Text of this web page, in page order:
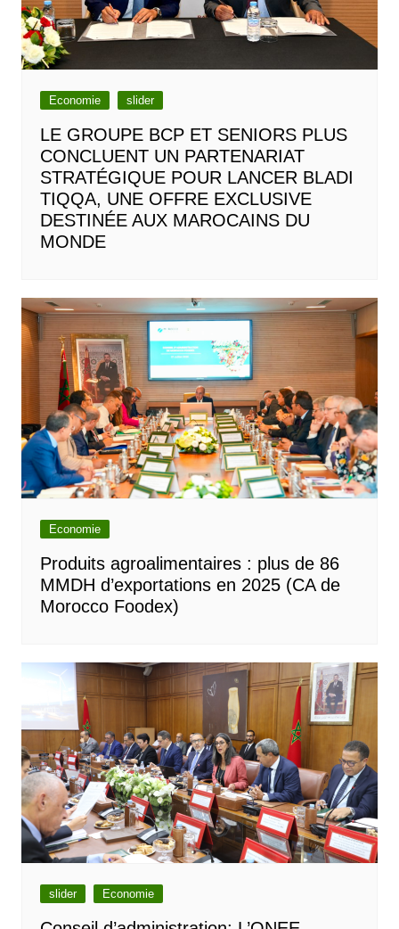
Economie slider
LE GROUPE BCP ET SENIORS PLUS
CONCLUENT UN PARTENARIAT
STRATÉGIQUE POUR LANCER BLADI
TIQQA, UNE OFFRE EXCLUSIVE
DESTINÉE AUX MAROCAINS DU
MONDE
Economie
Produits agroalimentaires : plus de 86
MMDH d’exportations en 2025 (CA de
Morocco Foodex)
slider Economie